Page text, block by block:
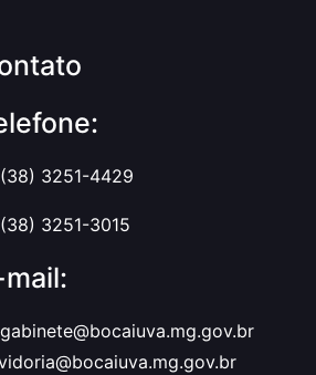
3251-4429
3251-3015
mail: